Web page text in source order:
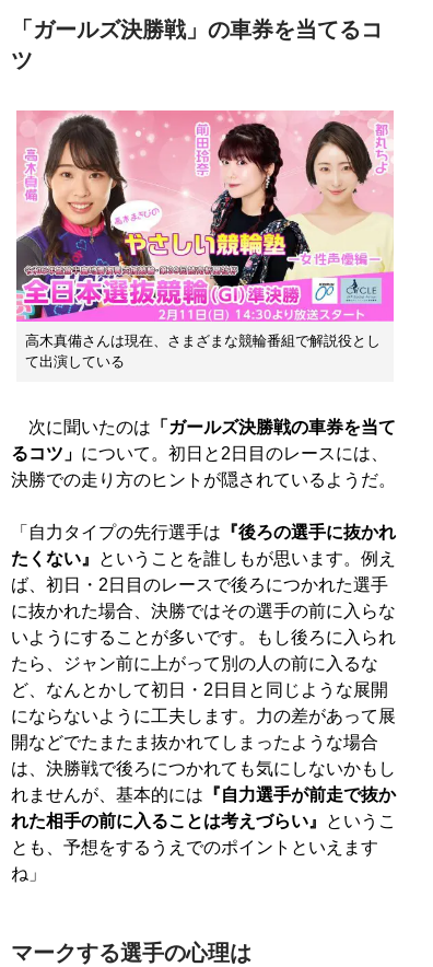
「ガールズ決勝戦」の車券を当てるコ
ツ
高木真備さんは現在、さまざまな競輪番組で解説役とし
て出演している
次に聞いたのは 「ガールズ決勝戦の車券を当て
るコツ」 について。初日と2日目のレースには、
決勝での走り方のヒントが隠されているようだ。
「自力タイプの先行選手は 『後ろの選手に抜かれ
たくない』
ということを誰しもが思います。例え
ば、初日・2日目のレースで後ろにつかれた選手
に抜かれた場合、決勝ではその選手の前に入らな
いようにすることが多いです。もし後ろに入られ
たら、ジャン前に上がって別の人の前に入るな
ど、なんとかして初日・2日目と同じような展開
にならないように工夫します。力の差があって展
開などでたまたま抜かれてしまったような場合
は、決勝戦で後ろにつかれても気にしないかもし
れませんが、基本的には 『自力選手が前走で抜か
れた相手の前に入ることは考えづらい』
というこ
とも、予想をするうえでのポイントといえます
ね」
マークする選手の心理は